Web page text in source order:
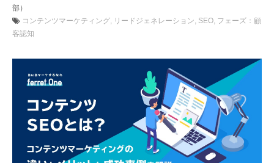
部）
コンテンツマーケティング
リードジェネレーション SEO フェーズ：顧
客認知